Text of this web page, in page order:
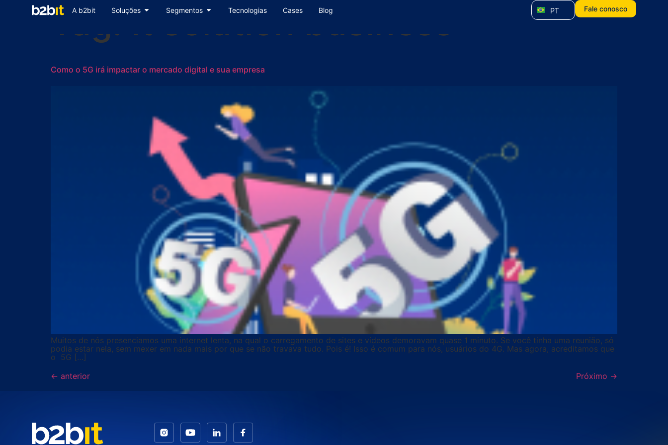
A b2bit Soluções Segmentos Tecnologias Cases Blog PT Fale conosco
Tag:it solution business
Como o 5G irá impactar o mercado digital e sua empresa
Muitos de nós presenciamos uma internet lenta, na qual o carregamento de sites e vídeos demoravam quase 1 minuto. Se você tinha uma reunião, só
podia estar nela, sem mexer em nada mais por que se não travava tudo. Pois é! Isso é comum para nós, usuários do 4G. Mas agora, acreditamos que
o 5G […]
← anterior Próximo →